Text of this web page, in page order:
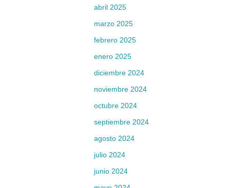
abril 2025
marzo 2025
febrero 2025
enero 2025
diciembre 2024
noviembre 2024
octubre 2024
septiembre 2024
agosto 2024
julio 2024
junio 2024